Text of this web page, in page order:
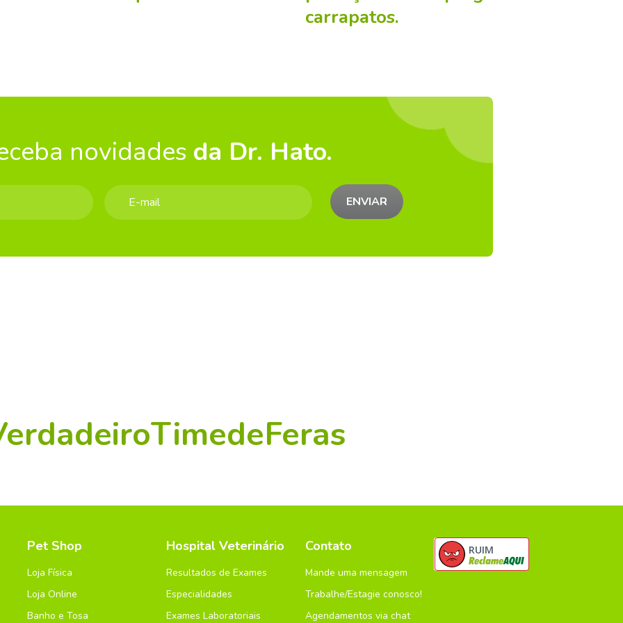
carrapatos.
novidades da Dr. Hato.
Pet Shop
Loja Física
Loja Online
Banho e Tosa
Hospital Veterinário
Resultados de Exames
Especialidades
Exames Laboratoriais
Contato
Mande uma mensagem
Trabalhe/Estagie conosco!
Agendamentos via chat
RUIM